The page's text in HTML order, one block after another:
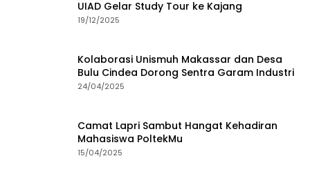
UIAD Gelar Study Tour ke Kajang
19/12/2025
Kolaborasi Unismuh Makassar dan Desa
Bulu Cindea Dorong Sentra Garam Industri
24/04/2025
Camat Lapri Sambut Hangat Kehadiran
Mahasiswa PoltekMu
15/04/2025